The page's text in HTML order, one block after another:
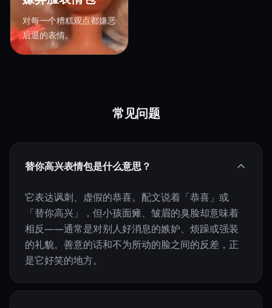
对每一个糟糕观点都嫌恶
后退的表情。
常见问题
替你高兴表情包是什么意思？
它表达讽刺、虚假的恭喜。配文说着「恭喜」或
「替你高兴」，但小孩面瘫、皱眉的臭脸却意味着
相反——通常是对别人好消息的嫉妒、烦躁或强装
的礼貌。善意的话和不为所动的脸之间的反差，正
是它好笑的地方。